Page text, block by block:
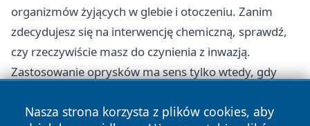
organizmów żyjących w glebie i otoczeniu. Zanim
zdecydujesz się na interwencję chemiczną, sprawdź,
czy rzeczywiście masz do czynienia z inwazją.
Zastosowanie oprysków ma sens tylko wtedy, gdy
masowe występowanie larw potwierdzone
Nasza strona korzysta z plików cookies, aby